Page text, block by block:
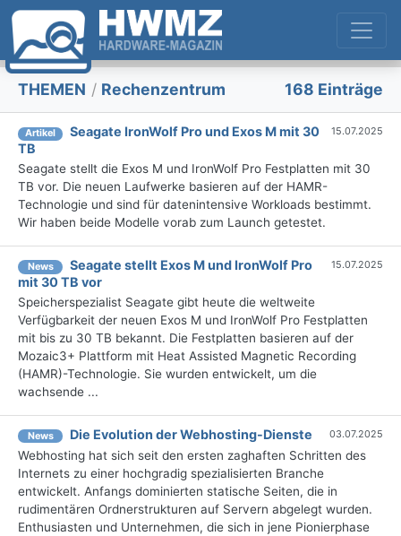
THEMEN / Rechenzentrum 168 Einträge
Artikel
Seagate IronWolf Pro und Exos M mit 30
TB
15.07.2025
Seagate stellt die Exos M und IronWolf Pro Festplatten mit 30
TB vor. Die neuen Laufwerke basieren auf der HAMR-
Technologie und sind für datenintensive Workloads bestimmt.
Wir haben beide Modelle vorab zum Launch getestet.
News
Seagate stellt Exos M und IronWolf Pro
mit 30 TB vor
15.07.2025
Speicherspezialist Seagate gibt heute die weltweite
Verfügbarkeit der neuen Exos M und IronWolf Pro Festplatten
mit bis zu 30 TB bekannt. Die Festplatten basieren auf der
Mozaic3+ Plattform mit Heat Assisted Magnetic Recording
(HAMR)-Technologie. Sie wurden entwickelt, um die
wachsende ...
News Die Evolution der Webhosting-Dienste 03.07.2025
Webhosting hat sich seit den ersten zaghaften Schritten des
Internets zu einer hochgradig spezialisierten Branche
entwickelt. Anfangs dominierten statische Seiten, die in
rudimentären Ordnerstrukturen auf Servern abgelegt wurden.
Enthusiasten und Unternehmen, die sich in jene Pionierphase